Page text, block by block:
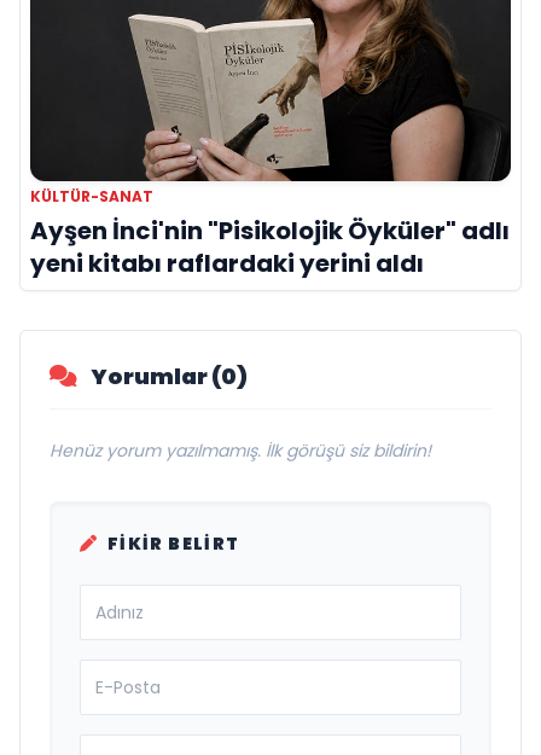
KÜLTÜR-SANAT
Ayşen İnci'nin "Pisikolojik Öyküler" adlı
yeni kitabı raflardaki yerini aldı
Yorumlar (0)
Henüz yorum yazılmamış. İlk görüşü siz bildirin!
FIKIR BELIRT